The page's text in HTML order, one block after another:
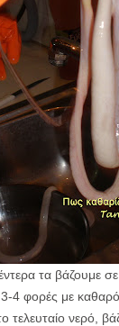
τα βάζουμε
4 φορές με
τελευταίο νερό,